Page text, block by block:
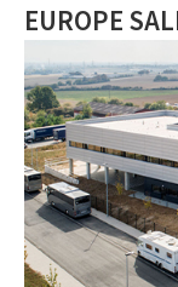
EUROPE